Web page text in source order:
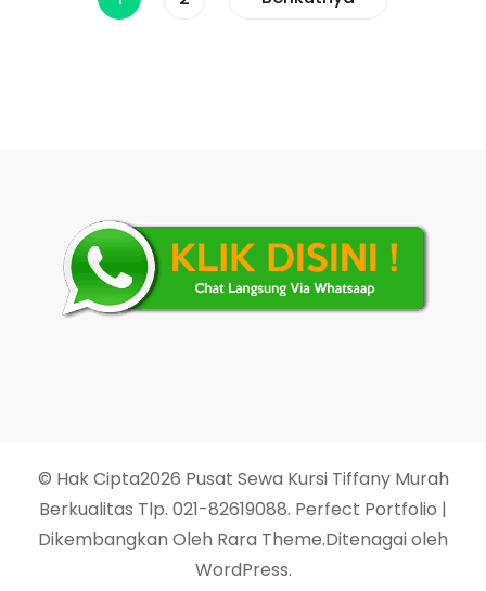
© Hak Cipta2026 Pusat Sewa Kursi Tiffany Murah
Berkualitas Tlp. 021-82619088. Perfect Portfolio |
Dikembangkan Oleh Rara Theme.Ditenagai oleh
WordPress.